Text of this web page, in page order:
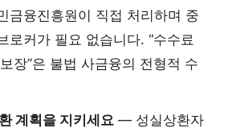
금융진흥원이 직접 처리하며 중
로커가 필요 없습니다. “수수료
장”은 불법 사금융의 전형적 수
계획을 지키세요 — 성실상환자